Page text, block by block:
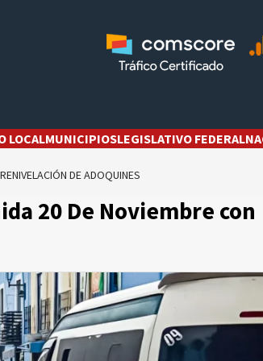
LOCALMUNICIPIOSLEGISLATIVO FEDERAL
DE ADOQUINES
20 De Noviembre con